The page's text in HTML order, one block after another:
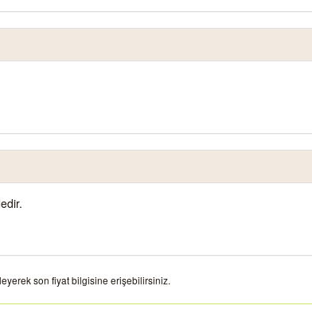
son fiyat bilgisine erişebilirsiniz.